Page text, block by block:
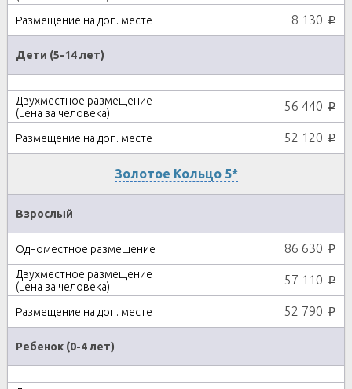
8 130 p
Дети (5-14 лет)
56 440 p
52 120 p
Золотое Кольцо 5*
Взрослый
86 630 p
57 110 p
52 790 p
Ребенок (0-4 лет)